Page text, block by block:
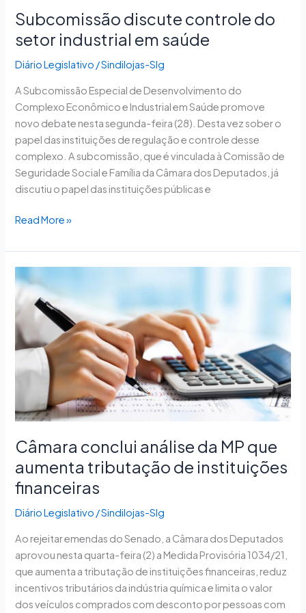
Subcomissão discute controle do
setor industrial em saúde
Diário Legislativo /Sindilojas-Slg
A Subcomissão Especial de Desenvolvimento do
Complexo Econômico e Industrial em Saúde promove
novo debate nesta segunda-feira (28). Desta vez sober o
papel das instituições de regulação e controle desse
complexo. A subcomissão, que é vinculada à Comissão de
Seguridade Social e Família da Câmara dos Deputados, já
discutiu o papel das instituições públicas e
Read More »
Câmara conclui análise da MP que
aumenta tributação de instituições
financeiras
Diário Legislativo /Sindilojas-Slg
Ao rejeitar emendas do Senado, a Câmara dos Deputados
aprovou nesta quarta-feira (2) a Medida Provisória 1034/21,
que aumenta a tributação de instituições financeiras, reduz
incentivos tributários da indústria química e limita o valor
dos veículos comprados com desconto por pessoas com
conclui
análise
da
MP
que
aumenta
tributação
instituições
financeiras